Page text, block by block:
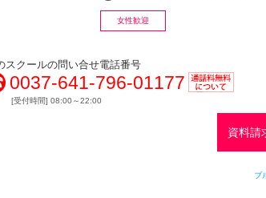
女性歓迎
スクールの問い合せ電話番号
0037-641-796-01177
無料
[受付時間] 08:00～22:00
資料請
ブ